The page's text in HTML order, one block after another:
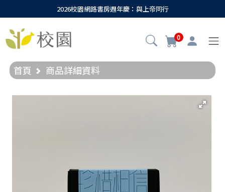
2026校園網路書房週年慶：與上帝同行
0
首頁 商品詳細資料